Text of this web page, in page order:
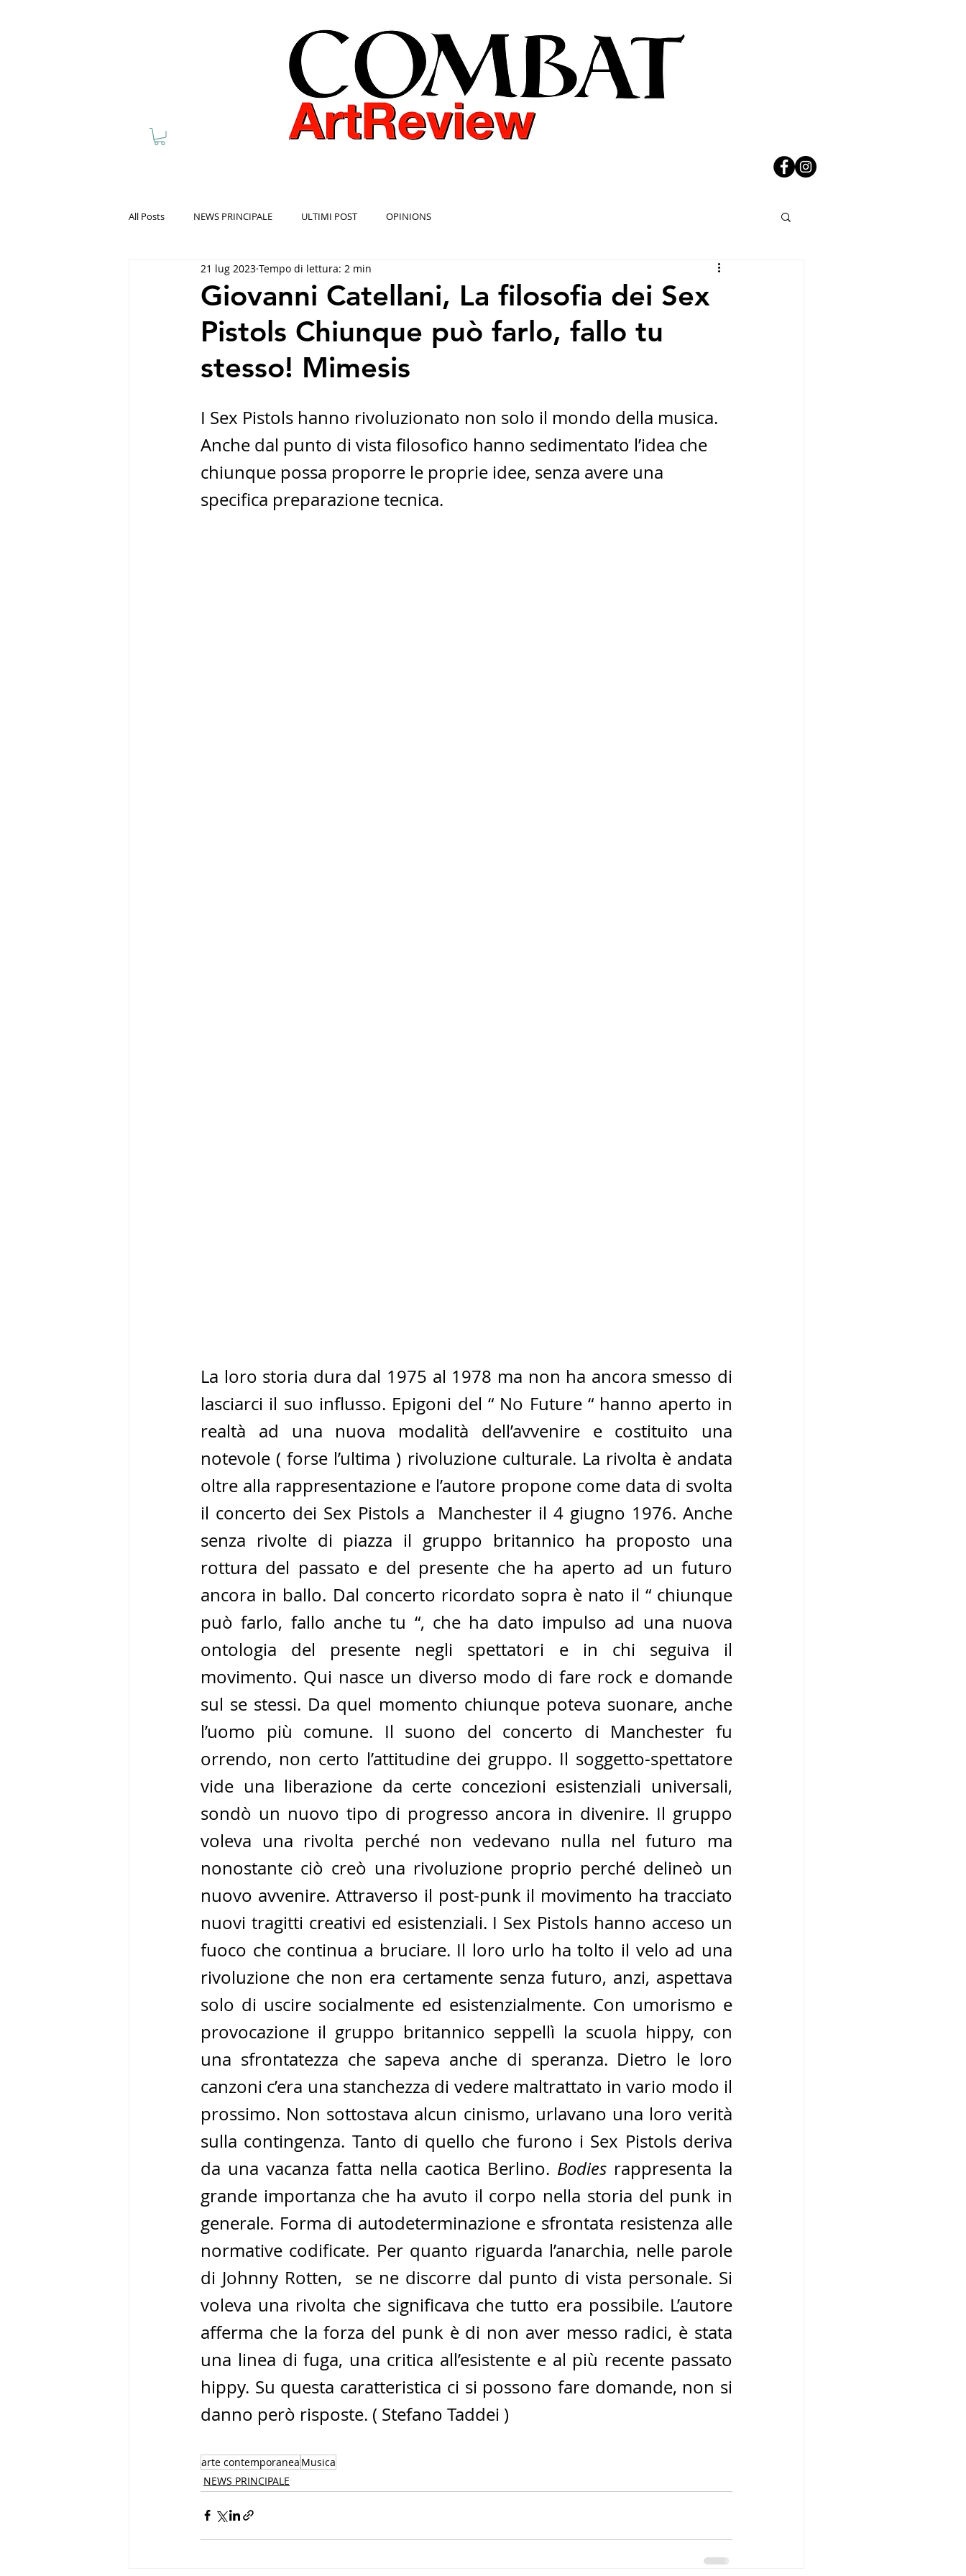
All Posts NEWS PRINCIPALE ULTIMI POST OPINIONS
Giovanni Catellani, La filosofia dei Sex
Pistols Chiunque può farlo, fallo tu
stesso! Mimesis
21 lug 2023 Tempo di lettura: 2 min
I Sex Pistols hanno rivoluzionato non solo il mondo della musica.
Anche dal punto di vista filosofico hanno sedimentato l’idea che
chiunque possa proporre le proprie idee, senza avere una
specifica preparazione tecnica.
La loro storia dura dal 1975 al 1978 ma non ha ancora smesso di
lasciarci il suo influsso. Epigoni del “ No Future “ hanno aperto in
realtà ad una nuova modalità dell’avvenire e costituito una
notevole ( forse l’ultima ) rivoluzione culturale. La rivolta è andata
oltre alla rappresentazione e l’autore propone come data di svolta
il concerto dei Sex Pistols a  Manchester il 4 giugno 1976. Anche
senza rivolte di piazza il gruppo britannico ha proposto una
rottura del passato e del presente che ha aperto ad un futuro
ancora in ballo. Dal concerto ricordato sopra è nato il “ chiunque
può farlo, fallo anche tu “, che ha dato impulso ad una nuova
ontologia del presente negli spettatori e in chi seguiva il
movimento. Qui nasce un diverso modo di fare rock e domande
sul se stessi. Da quel momento chiunque poteva suonare, anche
l’uomo più comune. Il suono del concerto di Manchester fu
orrendo, non certo l’attitudine dei gruppo. Il soggetto-spettatore
vide una liberazione da certe concezioni esistenziali universali,
sondò un nuovo tipo di progresso ancora in divenire. Il gruppo
voleva una rivolta perché non vedevano nulla nel futuro ma
nonostante ciò creò una rivoluzione proprio perché delineò un
nuovo avvenire. Attraverso il post-punk il movimento ha tracciato
nuovi tragitti creativi ed esistenziali. I Sex Pistols hanno acceso un
fuoco che continua a bruciare. Il loro urlo ha tolto il velo ad una
rivoluzione che non era certamente senza futuro, anzi, aspettava
solo di uscire socialmente ed esistenzialmente. Con umorismo e
provocazione il gruppo britannico seppellì la scuola hippy, con
una sfrontatezza che sapeva anche di speranza. Dietro le loro
canzoni c’era una stanchezza di vedere maltrattato in vario modo il
prossimo. Non sottostava alcun cinismo, urlavano una loro verità
sulla contingenza. Tanto di quello che furono i Sex Pistols deriva
da una vacanza fatta nella caotica Berlino. Bodies rappresenta la
grande importanza che ha avuto il corpo nella storia del punk in
generale. Forma di autodeterminazione e sfrontata resistenza alle
normative codificate. Per quanto riguarda l’anarchia, nelle parole
di Johnny Rotten,  se ne discorre dal punto di vista personale. Si
voleva una rivolta che significava che tutto era possibile. L’autore
afferma che la forza del punk è di non aver messo radici, è stata
una linea di fuga, una critica all’esistente e al più recente passato
hippy. Su questa caratteristica ci si possono fare domande, non si
danno però risposte. ( Stefano Taddei )
arte contemporanea Musica
NEWS PRINCIPALE